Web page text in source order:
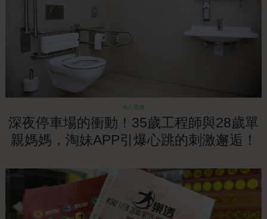
名人思維
深夜停車場的衝動！35歲工程師與28歲單
親媽媽，淘妹APP引爆心跳的刺激邂逅！